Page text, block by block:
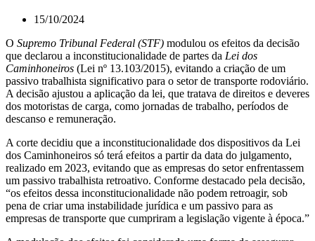
15/10/2024
O Supremo Tribunal Federal (STF) modulou os efeitos da decisão
que declarou a inconstitucionalidade de partes da Lei dos
Caminhoneiros (Lei nº 13.103/2015), evitando a criação de um
passivo trabalhista significativo para o setor de transporte rodoviário.
A decisão ajustou a aplicação da lei, que tratava de direitos e deveres
dos motoristas de carga, como jornadas de trabalho, períodos de
descanso e remuneração.
A corte decidiu que a inconstitucionalidade dos dispositivos da Lei
dos Caminhoneiros só terá efeitos a partir da data do julgamento,
realizado em 2023, evitando que as empresas do setor enfrentassem
um passivo trabalhista retroativo. Conforme destacado pela decisão,
“os efeitos dessa inconstitucionalidade não podem retroagir, sob
pena de criar uma instabilidade jurídica e um passivo para as
empresas de transporte que cumpriram a legislação vigente à época.”